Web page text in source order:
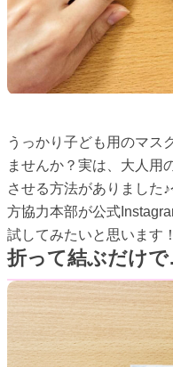
うっかり子ども用のマス
ませんか？実は、大人用
させる方法がありました
方協力本部が公式
試してみたいと思います！
折って結ぶだけ